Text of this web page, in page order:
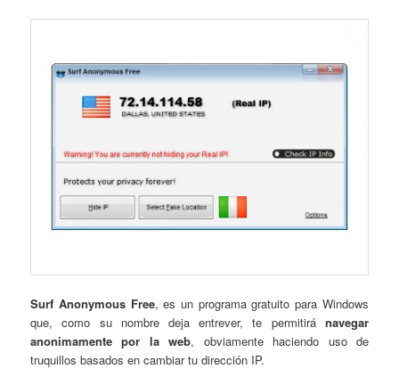
Surf Anonymous Free, es un programa gratuito para Windows
que, como su nombre deja entrever, te permitirá navegar
anonimamente por la web, obviamente haciendo uso de
truquillos basados en cambiar tu dirección IP.